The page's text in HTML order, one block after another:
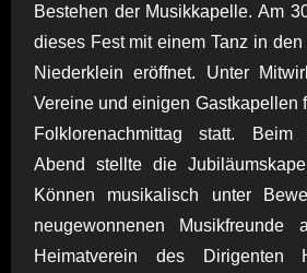
Bestehen der Musikkapelle. Am
dieses Fest mit einem Tanz in
Niederklein eröffnet. Unter
Vereine und einigen Gastkapellen
Folklorenachmittag statt. Beim
Abend stellte die
Können musikalisch unter
neugewonnenen Musikfreunde
Heimatverein des Dirigenten